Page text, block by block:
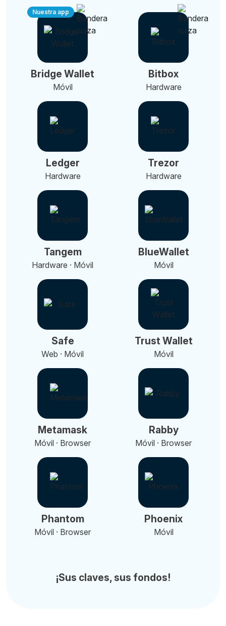
Nuestra app
Bridge Wallet
Móvil
Bitbox
Hardware
Ledger
Hardware
Trezor
Hardware
Tangem
Hardware · Móvil
BlueWallet
Móvil
Safe
Web · Móvil
Trust Wallet
Móvil
Metamask
Móvil · Browser
Rabby
Móvil · Browser
Phantom
Móvil · Browser
Phoenix
Móvil
¡Sus claves, sus fondos!